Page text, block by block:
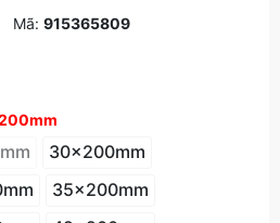
Mã: 915365809
30x200mm
35x200mm